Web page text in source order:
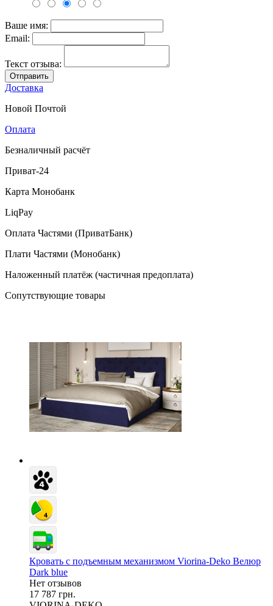
Ваше имя:
Email:
Текст отзыва:
Отправить
Доставка
Новой Почтой
Оплата
Безналичный расчёт
Приват-24
Карта Монобанк
LiqPay
Оплата Частями (ПриватБанк)
Плати Частями (Монобанк)
Наложенный платёж (частичная предоплата)
Сопутствующие товары
Кровать с подъемным механизмом Viorina-Deko Велюр
Dark blue
Нет отзывов
17 787 грн.